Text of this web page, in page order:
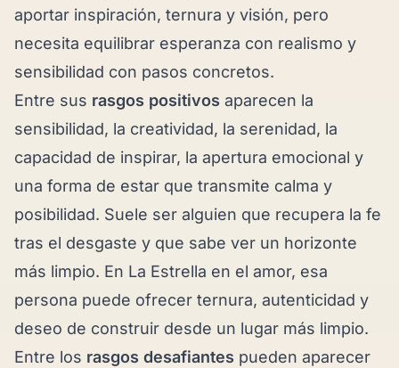
aportar inspiración, ternura y visión, pero
necesita equilibrar esperanza con realismo y
sensibilidad con pasos concretos.
Entre sus rasgos positivos aparecen la
sensibilidad, la creatividad, la serenidad, la
capacidad de inspirar, la apertura emocional y
una forma de estar que transmite calma y
posibilidad. Suele ser alguien que recupera la fe
tras el desgaste y que sabe ver un horizonte
más limpio. En La Estrella en el amor, esa
persona puede ofrecer ternura, autenticidad y
deseo de construir desde un lugar más limpio.
Entre los rasgos desafiantes pueden aparecer